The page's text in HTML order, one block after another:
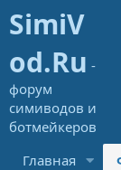
Главная